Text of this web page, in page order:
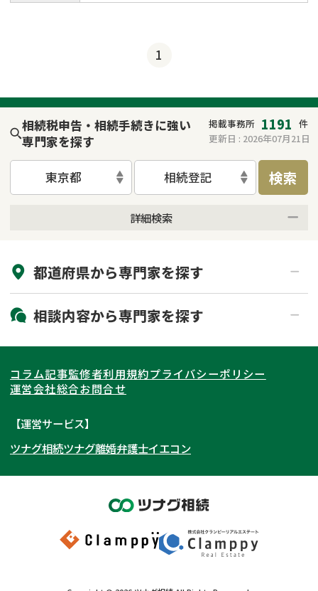
1
相続税申告・相続手続きに強い
専門家を探す
掲載事務所 1191 件
更新日 : 2026年07月21日
東京都 相続登記 検索
詳細検索
初回相談無料
土日祝の相談可能
都道府県から専門家を探す
北海道・東北
北海道 青森県
岩手県 宮城県
秋田県
福島県
関東
東京都 神奈川県
埼玉県
茨城県 群馬県
東海
愛知県
岐阜県 山梨県
関西
大阪府 京都府
奈良県
和歌山県
北陸・甲信越
石川県
富山県
岡山県
九州・沖縄
相談内容から専門家を探す
相続登記
遺産分割
相続手続き
家族信託
成年後見・任意後見
相続財産調査
不動産評価(相続不動産)
相続トラブル
コラム記事監修者利用規約プライバシーポリシー
運営会社総合お問合せ
【運営サービス】
ツナグ相続ツナグ離婚弁護士イエコン